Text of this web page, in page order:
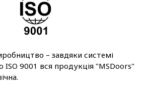
– завдяки системі
ISO 9001 вся продукція "MSDoors"